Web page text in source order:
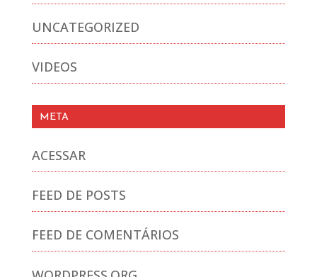
UNCATEGORIZED
VIDEOS
META
ACESSAR
FEED DE POSTS
FEED DE COMENTÁRIOS